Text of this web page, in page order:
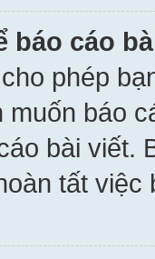
báo cáo
phép
muốn báo
bài viết.
tất việc